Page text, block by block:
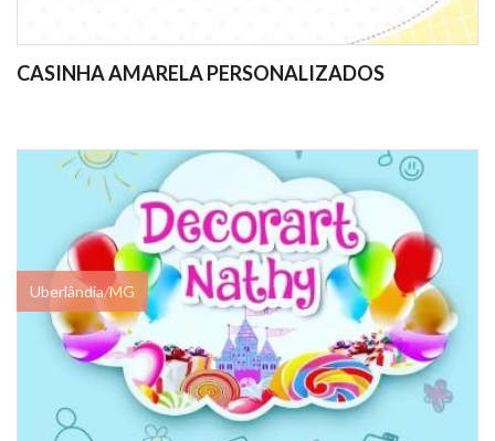
CASINHA AMARELA PERSONALIZADOS
Uberlândia/MG